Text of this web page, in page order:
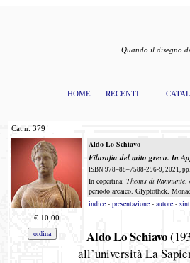
Quando il disegno
HOME RECENTI
Cat.n. 379
Aldo Lo Schiavo
Filosofia del mito greco.In
ISBN 978–88–7588-296-9, 2021,
In copertina: Themis di Ramnunte,
periodo arcaico. Glyptothek,
indice - presentazione - autore -
€ 10,00
Aldo Lo Schiavo
all’università La